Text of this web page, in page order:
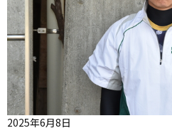
2025年6月8日